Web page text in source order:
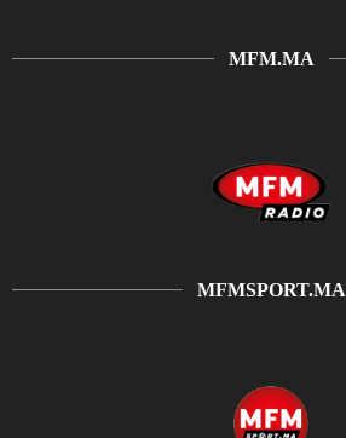
MFM.MA
MFMSPORT.MA